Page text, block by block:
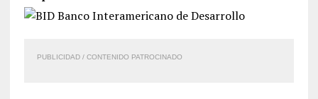
PUBLICIDAD / CONTENIDO PATROCINADO